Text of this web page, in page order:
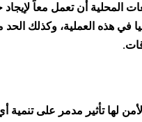
المحلية أن تعمل معاً
في هذه العملية، وكذلك
لها تأثير مدمر على تنمية